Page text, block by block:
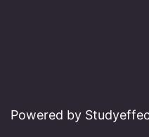
Powered by